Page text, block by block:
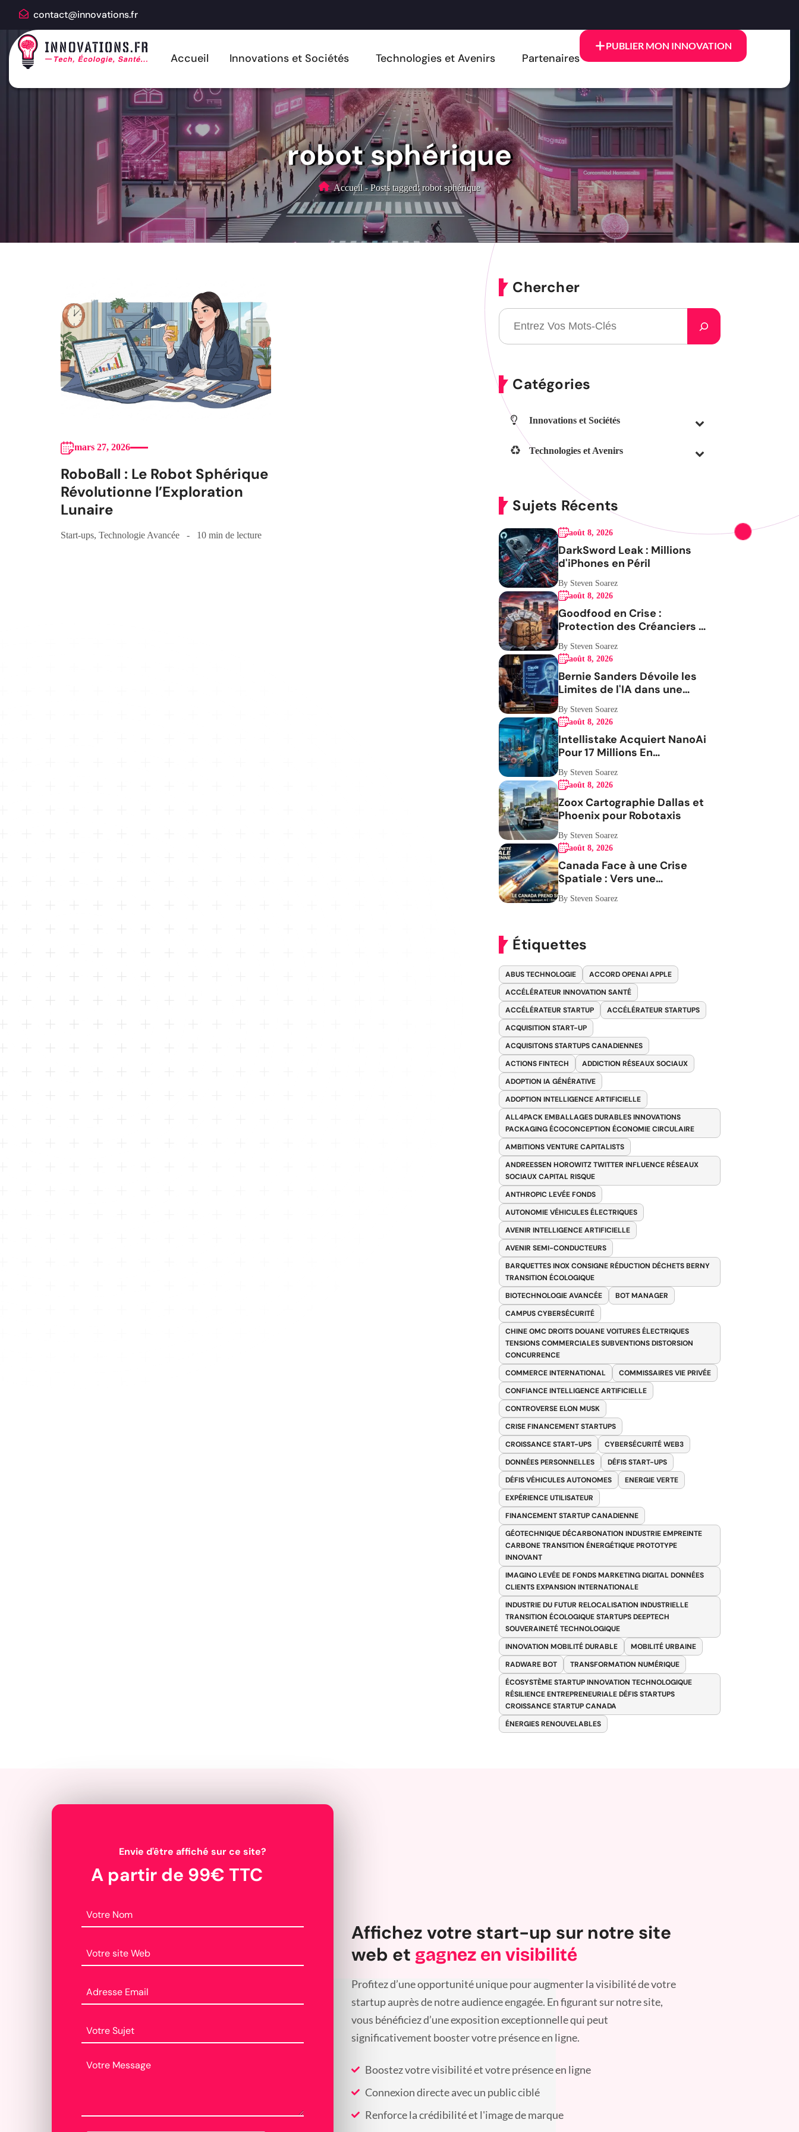
contact@innovations.fr
Accueil Innovations et Sociétés Technologies et Avenirs Partenaires
PUBLIER MON INNOVATION
robot sphérique
Accueil - Posts tagged: robot sphérique
mars 27, 2026
RoboBall : Le Robot Sphérique
Révolutionne l’Exploration
Lunaire
Start-ups, Technologie Avancée 10 min de lecture
Chercher
Catégories
Innovations et Sociétés
Technologies et Avenirs
Sujets Récents
août 8, 2026
DarkSword Leak : Millions
d'iPhones en Péril
By Steven Soarez
août 8, 2026
Goodfood en Crise :
Protection des Créanciers et
Avenir Incertain
By Steven Soarez
août 8, 2026
Bernie Sanders Dévoile les
Limites de l'IA dans une
Vidéo Virale
By Steven Soarez
août 8, 2026
Intellistake Acquiert NanoAi
Pour 17 Millions En
ActionsGenerating the
French blog article
By Steven Soarez
août 8, 2026
Zoox Cartographie Dallas et
Phoenix pour Robotaxis
By Steven Soarez
août 8, 2026
Canada Face à une Crise
Spatiale : Vers une
Indépendance Stratégique
By Steven Soarez
Étiquettes
ABUS TECHNOLOGIE
ACCORD OPENAI APPLE
ACCÉLÉRATEUR INNOVATION SANTÉ
ACCÉLÉRATEUR STARTUP
ACCÉLÉRATEUR STARTUPS
ACQUISITION START-UP
ACQUISITONS STARTUPS CANADIENNES
ACTIONS FINTECH
ADDICTION RÉSEAUX SOCIAUX
ADOPTION IA GÉNÉRATIVE
ADOPTION INTELLIGENCE ARTIFICIELLE
ALL4PACK EMBALLAGES DURABLES INNOVATIONS
PACKAGING ÉCOCONCEPTION ÉCONOMIE CIRCULAIRE
AMBITIONS VENTURE CAPITALISTS
ANDREESSEN HOROWITZ TWITTER INFLUENCE RÉSEAUX
SOCIAUX CAPITAL RISQUE
ANTHROPIC LEVÉE FONDS
AUTONOMIE VÉHICULES ÉLECTRIQUES
AVENIR INTELLIGENCE ARTIFICIELLE
AVENIR SEMI-CONDUCTEURS
BARQUETTES INOX CONSIGNE RÉDUCTION DÉCHETS BERNY
TRANSITION ÉCOLOGIQUE
BIOTECHNOLOGIE AVANCÉE
BOT MANAGER
CAMPUS CYBERSÉCURITÉ
CHINE OMC DROITS DOUANE VOITURES ÉLECTRIQUES
TENSIONS COMMERCIALES SUBVENTIONS DISTORSION
CONCURRENCE
COMMERCE INTERNATIONAL
COMMISSAIRES VIE PRIVÉE
CONFIANCE INTELLIGENCE ARTIFICIELLE
CONTROVERSE ELON MUSK
CRISE FINANCEMENT STARTUPS
CROISSANCE START-UPS
CYBERSÉCURITÉ WEB3
DONNÉES PERSONNELLES
DÉFIS START-UPS
DÉFIS VÉHICULES AUTONOMES
ENERGIE VERTE
EXPÉRIENCE UTILISATEUR
FINANCEMENT STARTUP CANADIENNE
GÉOTECHNIQUE DÉCARBONATION INDUSTRIE EMPREINTE
CARBONE TRANSITION ÉNERGÉTIQUE PROTOTYPE
INNOVANT
IMAGINO LEVÉE DE FONDS MARKETING DIGITAL DONNÉES
CLIENTS EXPANSION INTERNATIONALE
INDUSTRIE DU FUTUR RELOCALISATION INDUSTRIELLE
TRANSITION ÉCOLOGIQUE STARTUPS DEEPTECH
SOUVERAINETÉ TECHNOLOGIQUE
INNOVATION MOBILITÉ DURABLE
MOBILITÉ URBAINE
RADWARE BOT
TRANSFORMATION NUMÉRIQUE
ÉCOSYSTÈME STARTUP INNOVATION TECHNOLOGIQUE
RÉSILIENCE ENTREPRENEURIALE DÉFIS STARTUPS
CROISSANCE STARTUP CANADA
ÉNERGIES RENOUVELABLES
Envie d'être affiché sur ce site?
A partir de 99€ TTC
Affichez votre start-up sur notre site
web et gagnez en visibilité
Profitez d’une opportunité unique pour augmenter la visibilité de votre
startup auprès de notre audience engagée. En figurant sur notre site,
vous bénéficiez d’une exposition exceptionnelle qui peut
significativement booster votre présence en ligne.
Boostez votre visibilité et votre présence en ligne
Connexion directe avec un public ciblé
Renforce la crédibilité et l'image de marque